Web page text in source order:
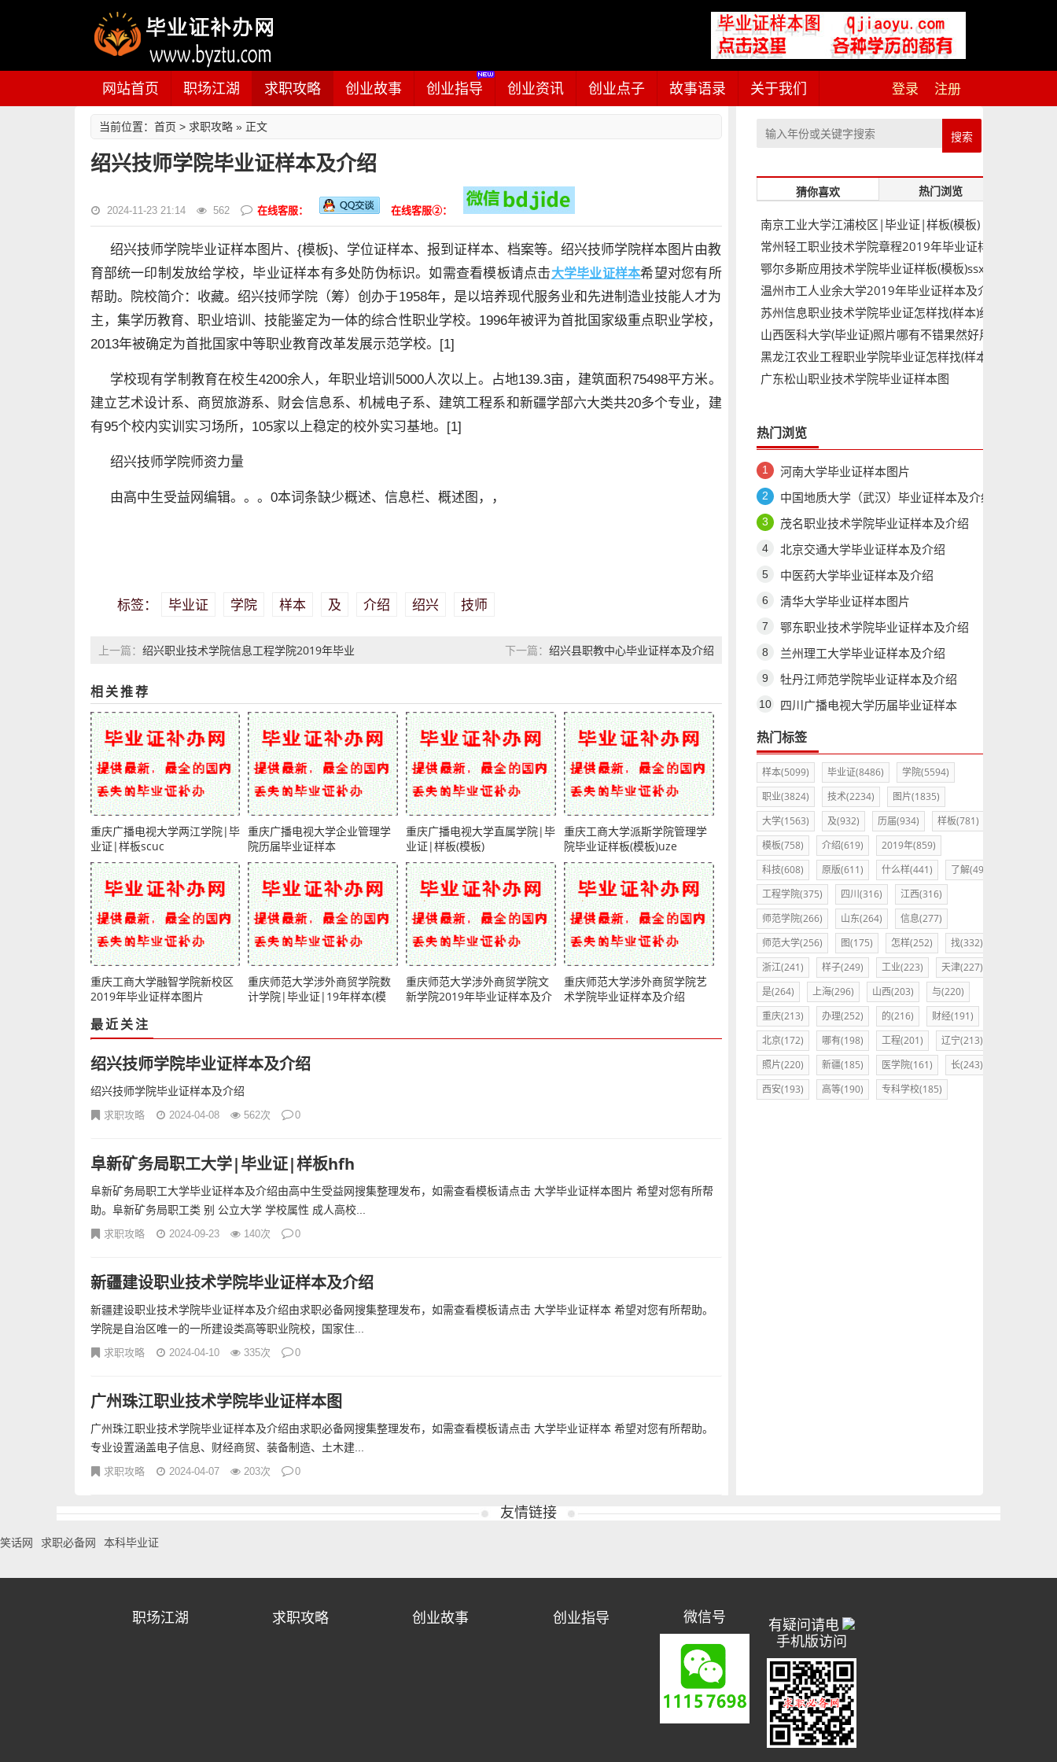
网站首页 职场江湖 求职攻略 创业故事 创业指导 创业资讯 创业点子 故事语录 关于我们 登录 注册
当前位置： 首页 > 求职攻略» 正文
绍兴技师学院毕业证样本及介绍
2024-11-23 21:14 562 在线客服： 在线客服②：
绍兴技师学院毕业证样本图片、{模板}、学位证样本、报到证样本、档案等。绍兴技师学院样本图片由教
育部统一印制发放给学校，毕业证样本有多处防伪标识。如需查看模板请点击大学毕业证样本希望对您有所
帮助。院校简介：收藏。绍兴技师学院（筹）创办于1958年，是以培养现代服务业和先进制造业技能人才为
主，集学历教育、职业培训、技能鉴定为一体的综合性职业学校。1996年被评为首批国家级重点职业学校，
2013年被确定为首批国家中等职业教育改革发展示范学校。[1]
学校现有学制教育在校生4200余人，年职业培训5000人次以上。占地139.3亩，建筑面积75498平方米。
建立艺术设计系、商贸旅游系、财会信息系、机械电子系、建筑工程系和新疆学部六大类共20多个专业，建
有95个校内实训实习场所，105家以上稳定的校外实习基地。[1]
绍兴技师学院师资力量
由高中生受益网编辑。。。0本词条缺少概述、信息栏、概述图，，
标签： 毕业证 学院 样本 及 介绍 绍兴 技师
上一篇： 绍兴职业技术学院信息工程学院2019年毕业
下一篇： 绍兴县职教中心毕业证样本及介绍
相关推荐
重庆广播电视大学两江学院|毕
业证|样板scuc
重庆广播电视大学企业管理学
院历届毕业证样本
重庆广播电视大学直属学院|毕
业证|样板(模板)
重庆工商大学派斯学院管理学
院毕业证样板(模板)uze
重庆工商大学融智学院新校区
2019年毕业证样本图片
重庆师范大学涉外商贸学院数
计学院|毕业证|19年样本(模
重庆师范大学涉外商贸学院文
新学院2019年毕业证样本及介
重庆师范大学涉外商贸学院艺
术学院毕业证样本及介绍
最近关注
绍兴技师学院毕业证样本及介绍
绍兴技师学院毕业证样本及介绍
求职攻略 2024-04-08 562次 0
阜新矿务局职工大学|毕业证|样板hfh
阜新矿务局职工大学毕业证样本及介绍由高中生受益网搜集整理发布，如需查看模板请点击 大学毕业证样本图片 希望对您有所帮
助。阜新矿务局职工类 别 公立大学 学校属性 成人高校...
求职攻略 2024-09-23 140次 0
新疆建设职业技术学院毕业证样本及介绍
新疆建设职业技术学院毕业证样本及介绍由求职必备网搜集整理发布，如需查看模板请点击 大学毕业证样本 希望对您有所帮助。
学院是自治区唯一的一所建设类高等职业院校，国家住...
求职攻略 2024-04-10 335次 0
广州珠江职业技术学院毕业证样本图
广州珠江职业技术学院毕业证样本及介绍由求职必备网搜集整理发布，如需查看模板请点击 大学毕业证样本 希望对您有所帮助。
专业设置涵盖电子信息、财经商贸、装备制造、土木建...
求职攻略 2024-04-07 203次 0
搜索
猜你喜欢 热门浏览
南京工业大学江浦校区|毕业证|样板(模板)
常州轻工职业技术学院章程2019年毕业证样
本图片
鄂尔多斯应用技术学院毕业证样板(模板)ssx
温州市工人业余大学2019年毕业证样本及介
绍
苏州信息职业技术学院毕业证怎样找(样本)绝
对靠谱
山西医科大学(毕业证)照片哪有不错果然好用
黑龙江农业工程职业学院毕业证怎样找(样本)
绝对靠谱
广东松山职业技术学院毕业证样本图
热门浏览
河南大学毕业证样本图片
中国地质大学（武汉）毕业证样本及介绍
茂名职业技术学院毕业证样本及介绍
北京交通大学毕业证样本及介绍
中医药大学毕业证样本及介绍
清华大学毕业证样本图片
鄂东职业技术学院毕业证样本及介绍
兰州理工大学毕业证样本及介绍
牡丹江师范学院毕业证样本及介绍
四川广播电视大学历届毕业证样本
热门标签
样本(5099) 毕业证(8486)
学院(5594)
职业(3824)
技术(2234)
图片(1835)
大学(1563)
及(932) 历届(934)
样板(781)
模板(758)
介绍(619)
2019年(859)
科技(608)
原版(611) 什么样(441)
了解(495)
工程学院(375)
四川(316)
江西(316)
师范学院(266)
山东(264)
信息(277)
师范大学(256)
图(175) 怎样(252)
找(332)
浙江(241)
样子(249) 工业(223)
天津(227)
是(264)
上海(296) 山西(203)
与(220)
重庆(213)
办理(252) 的(216)
财经(191)
北京(172)
哪有(198) 工程(201)
辽宁(213)
照片(220)
新疆(185) 医学院(161)
长(243)
西安(193)
高等(190) 专科学校(185)
友情链接
笑话网 求职必备网 本科毕业证
职场江湖 求职攻略 创业故事 创业指导 微信号
有疑问请电
手机版访问